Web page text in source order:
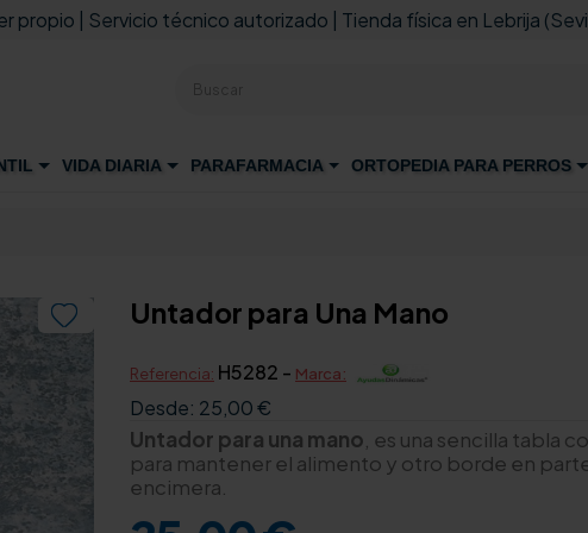
propio | Servicio técnico autorizado | Tienda física en Lebrija
VIDA DIARIA PARAFARMACIA ORTOPEDIA PARA PERROS
 Untador para Una Mano
Referencia: H5282 - Marca:
Desde: 25,00 €
Untador para una mano , es una sencilla tabla
para mantener el alimento y otro borde en
encimera.